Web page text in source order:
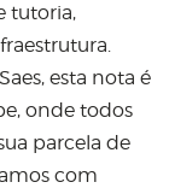
tutoria,
esta nota é
onde todos
parcela de
com